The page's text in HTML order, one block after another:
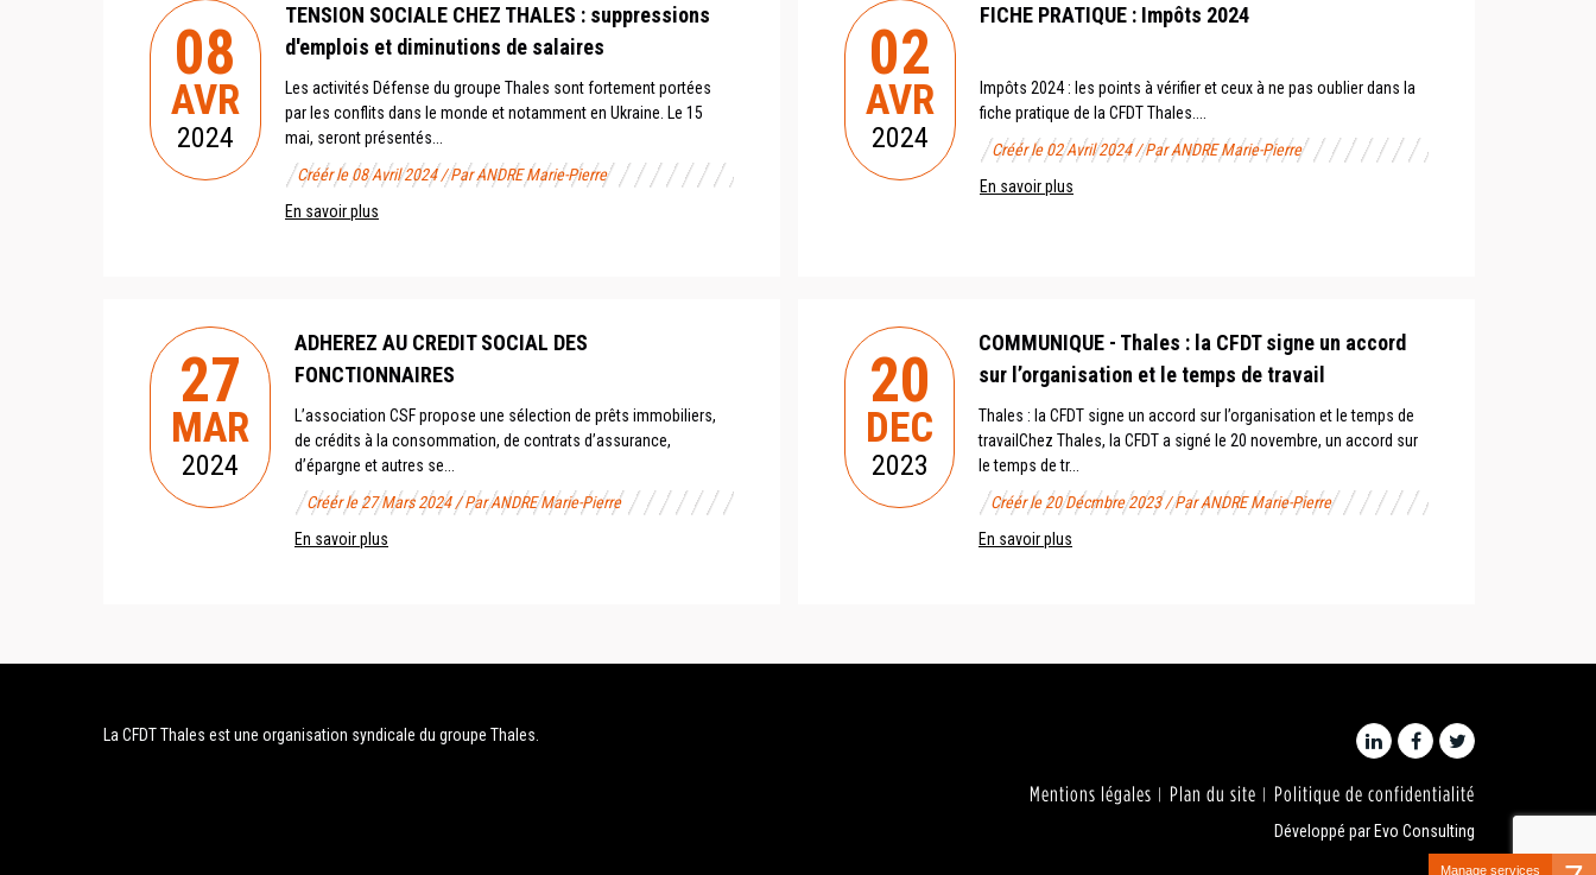
08
AVR
2024
TENSION SOCIALE CHEZ THALES : suppressions
d'emplois et diminutions de salaires
Les activités Défense du groupe Thales sont fortement portées
par les conflits dans le monde et notamment en Ukraine. Le 15
mai, seront présentés...
Créér le 08 Avril 2024 / Par ANDRE Marie-Pierre
En savoir plus
02
AVR
2024
FICHE PRATIQUE : Impôts 2024
Impôts 2024 : les points à vérifier et ceux à ne pas oublier dans la
fiche pratique de la CFDT Thales....
Créér le 02 Avril 2024 / Par ANDRE Marie-Pierre
En savoir plus
27
MAR
2024
ADHEREZ AU CREDIT SOCIAL DES
FONCTIONNAIRES
L’association CSF propose une sélection de prêts immobiliers,
de crédits à la consommation, de contrats d’assurance,
d’épargne et autres se...
Créér le 27 Mars 2024 / Par ANDRE Marie-Pierre
En savoir plus
20
DEC
2023
COMMUNIQUE - Thales : la CFDT signe un accord
sur l’organisation et le temps de travail
Thales : la CFDT signe un accord sur l’organisation et le temps de
travailChez Thales, la CFDT a signé le 20 novembre, un accord sur
le temps de tr...
Créér le 20 Décmbre 2023 / Par ANDRE Marie-Pierre
En savoir plus
La CFDT Thales est une organisation syndicale du groupe Thales.
Mentions légales Plan du site Politique de confidentialité
Développé par Evo Consulting
Manage services